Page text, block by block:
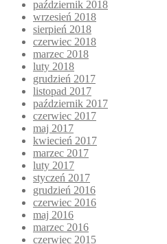
październik 2018
wrzesień 2018
sierpień 2018
czerwiec 2018
marzec 2018
luty 2018
grudzień 2017
listopad 2017
październik 2017
czerwiec 2017
maj 2017
kwiecień 2017
marzec 2017
luty 2017
styczeń 2017
grudzień 2016
czerwiec 2016
maj 2016
marzec 2016
czerwiec 2015